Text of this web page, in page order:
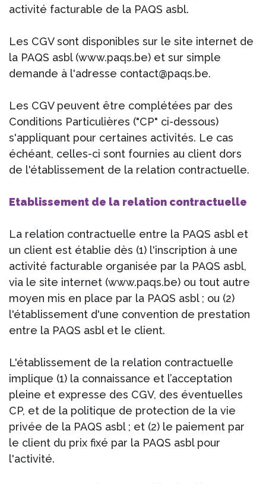
activité facturable de la PAQS asbl.
Les CGV sont disponibles sur le site internet de
la PAQS asbl (www.paqs.be) et sur simple
demande à l'adresse contact@paqs.be.
Les CGV peuvent être complétées par des
Conditions Particulières ("CP" ci-dessous)
s'appliquant pour certaines activités. Le cas
échéant, celles-ci sont fournies au client dors
de l'établissement de la relation contractuelle.
Etablissement de la relation contractuelle
La relation contractuelle entre la PAQS asbl et
un client est établie dès (1) l'inscription à une
activité facturable organisée par la PAQS asbl,
via le site internet (www.paqs.be) ou tout autre
moyen mis en place par la PAQS asbl ; ou (2)
l'établissement d'une convention de prestation
entre la PAQS asbl et le client.
L'établissement de la relation contractuelle
implique (1) la connaissance et l’acceptation
pleine et expresse des CGV, des éventuelles
CP, et de la politique de protection de la vie
privée de la PAQS asbl ; et (2) le paiement par
le client du prix fixé par la PAQS asbl pour
l'activité.